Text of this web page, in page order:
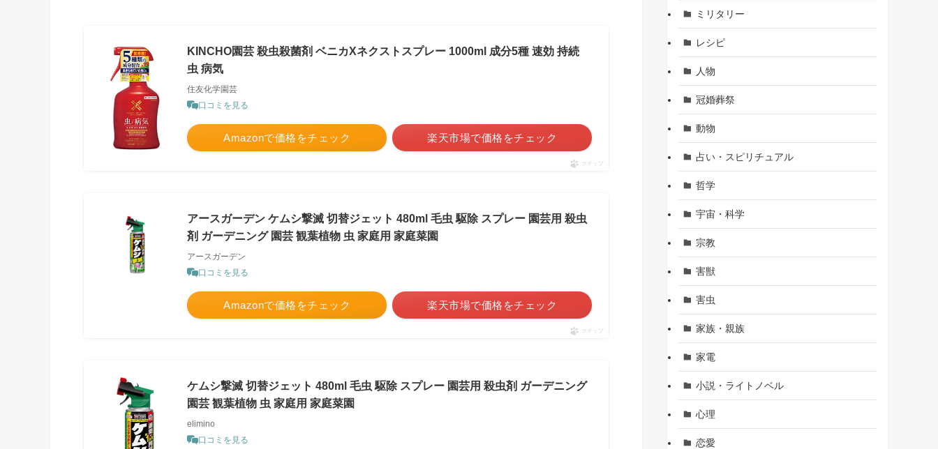
KINCHO園芸 殺虫殺菌剤 ベニカXネクストスプレー 1000ml 成分5種 速効 持続
虫 病気
住友化学園芸
口コミを見る
Amazonで価格をチェック 楽天市場で価格をチェック
ポチップ
アースガーデン ケムシ撃滅 切替ジェット 480ml 毛虫 駆除 スプレー 園芸用 殺虫
剤 ガーデニング 園芸 観葉植物 虫 家庭用 家庭菜園
アースガーデン
口コミを見る
Amazonで価格をチェック 楽天市場で価格をチェック
ポチップ
ケムシ撃滅 切替ジェット 480ml 毛虫 駆除 スプレー 園芸用 殺虫剤 ガーデニング
園芸 観葉植物 虫 家庭用 家庭菜園
elimino
口コミを見る
ミリタリー
レシピ
人物
冠婚葬祭
動物
占い・スピリチュアル
哲学
宇宙・科学
宗教
害獣
害虫
家族・親族
家電
小説・ライトノベル
心理
恋愛